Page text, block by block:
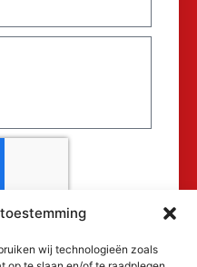
wij technologieën zoals